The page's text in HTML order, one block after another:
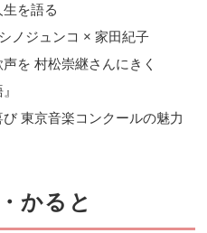
を語る
ノジュンコ × 家田紀子
を 村松崇継さんにきく
東京音楽コンクールの魅力
かると